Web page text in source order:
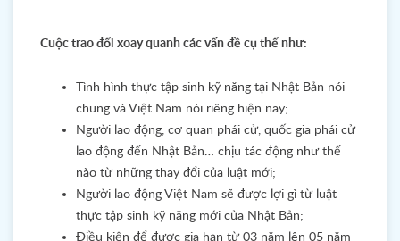
Cuộc trao đổi xoay quanh các vấn đề cụ thể như:
Tình hình thực tập sinh kỹ năng tại Nhật Bản nói
chung và Việt Nam nói riêng hiện nay;
Người lao động, cơ quan phái cử, quốc gia phái cử
lao động đến Nhật Bản… chịu tác động như thế
nào từ những thay đổi của luật mới;
Người lao động Việt Nam sẽ được lợi gì từ luật
thực tập sinh kỹ năng mới của Nhật Bản;
Điều kiện để được gia hạn từ 03 năm lên 05 năm